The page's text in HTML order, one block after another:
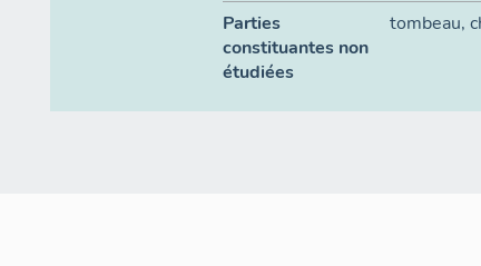
Parties
constituantes non
étudiées
tombeau,